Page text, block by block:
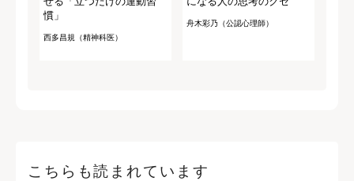
慣」
西多昌規（精神科医）
舟木彩乃（公認心理師）
こちらも読まれています